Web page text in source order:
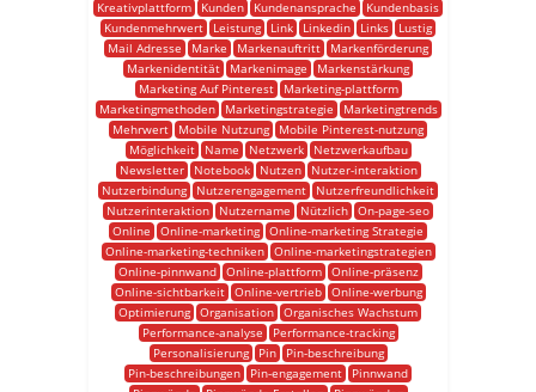
Kreativplattform Kunden Kundenansprache
Kundenbasis
Kundenmehrwert
Leistung Link Linkedin Links
Lustig
Mail Adresse
Marke Markenauftritt
Markenförderung
Markenidentität
Markenimage
Markenstärkung
Marketing Auf Pinterest
Marketing-plattform
Marketingmethoden
Marketingstrategie
Marketingtrends
Mehrwert
Mobile Nutzung
Mobile Pinterest-nutzung
Möglichkeit
Name Netzwerk
Netzwerkaufbau
Newsletter
Notebook Nutzen
Nutzer-interaktion
Nutzerbindung
Nutzerengagement
Nutzerfreundlichkeit
Nutzerinteraktion
Nutzername Nützlich On-page-seo
Online
Online-marketing Online-marketing Strategie
Online-marketing-techniken
Online-marketingstrategien
Online-pinnwand
Online-plattform
Online-präsenz
Online-sichtbarkeit
Online-vertrieb
Online-werbung
Optimierung Organisation Organisches Wachstum
Performance-analyse
Performance-tracking
Personalisierung
Pin
Pin-beschreibung
Pin-beschreibungen
Pin-engagement
Pinnwand